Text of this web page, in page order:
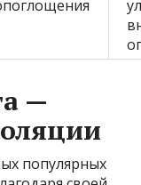
—
популярных